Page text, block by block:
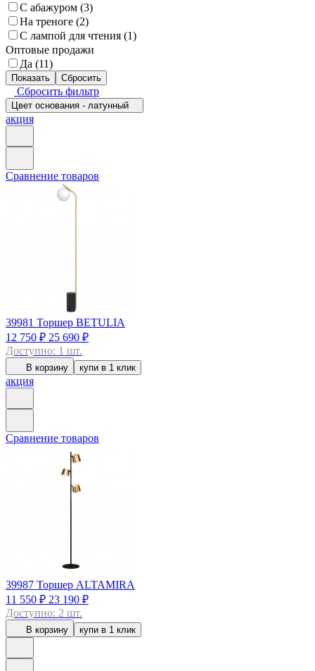
С абажуром (3)
На треноге (2)
С лампой для чтения (1)
Оптовые продажи
Да (11)
Сбросить фильтр
Цвет основания - латунный
акция
Сравнение товаров
39981 Торшер BETULIA
12 750 ₽ 25 690 ₽
Доступно: 1 шт.
В корзину купи в 1 клик
акция
Сравнение товаров
39987 Торшер ALTAMIRA
11 550 ₽ 23 190 ₽
Доступно: 2 шт.
В корзину купи в 1 клик